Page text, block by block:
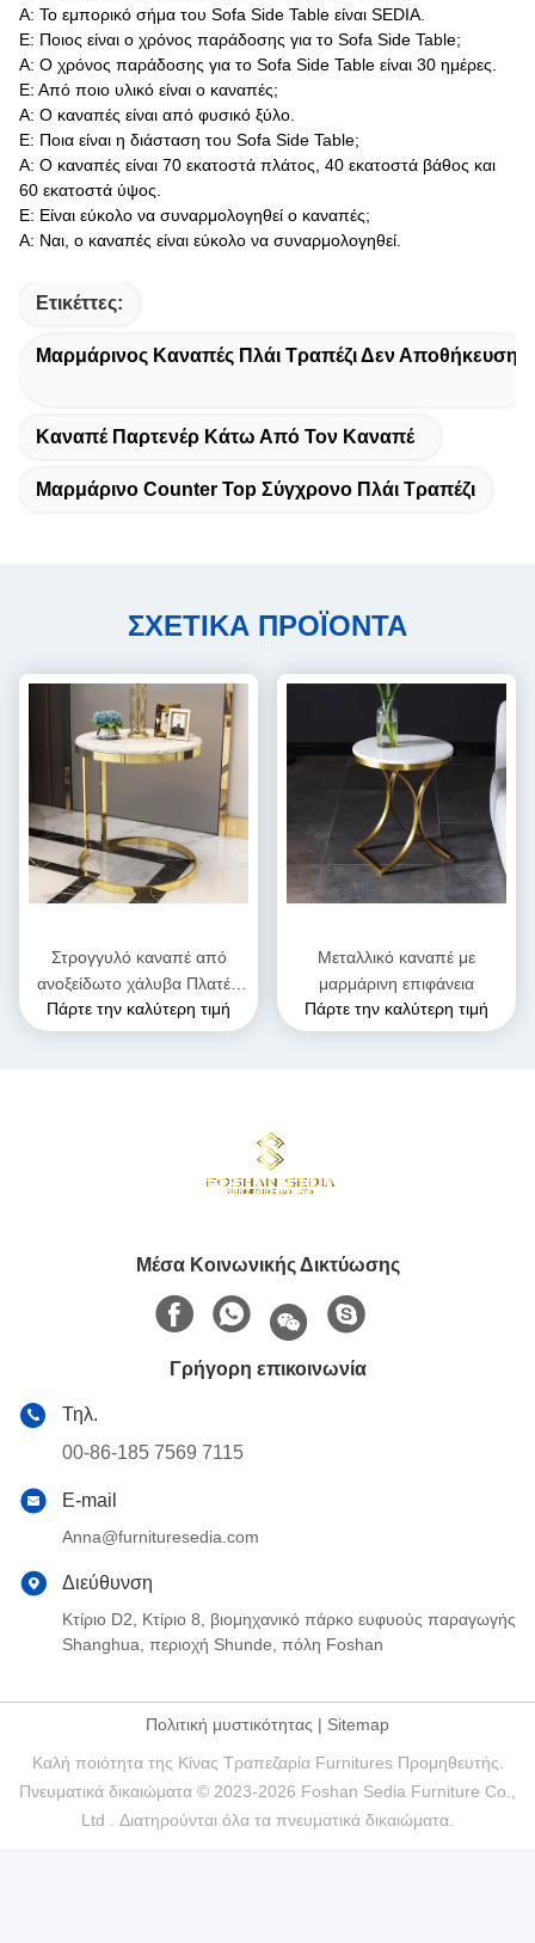
Α: Το εμπορικό σήμα του Sofa Side Table είναι SEDIA.
Ε: Ποιος είναι ο χρόνος παράδοσης για το Sofa Side Table;
Α: Ο χρόνος παράδοσης για το Sofa Side Table είναι 30 ημέρες.
Ε: Από ποιο υλικό είναι ο καναπές;
Α: Ο καναπές είναι από φυσικό ξύλο.
Ε: Ποια είναι η διάσταση του Sofa Side Table;
Α: Ο καναπές είναι 70 εκατοστά πλάτος, 40 εκατοστά βάθος και
60 εκατοστά ύψος.
Ε: Είναι εύκολο να συναρμολογηθεί ο καναπές;
Α: Ναι, ο καναπές είναι εύκολο να συναρμολογηθεί.
Ετικέττες:
Μαρμάρινος Καναπές Πλάι Τραπέζι Δεν Αποθήκευση
Καναπέ Παρτενέρ Κάτω Από Τον Καναπέ
Μαρμάρινο Counter Top Σύγχρονο Πλάι Τραπέζι
ΣΧΕΤΙΚΑ ΠΡΟΪΟΝΤΑ
Στρογγυλό καναπέ από
ανοξείδωτο χάλυβα Πλατέα
επιφάνεια
Πάρτε την καλύτερη τιμή
Μεταλλικό καναπέ με
μαρμάρινη επιφάνεια
Πάρτε την καλύτερη τιμή
Μέσα Κοινωνικής Δικτύωσης
Γρήγορη επικοινωνία
Τηλ.
00-86-185 7569 7115
E-mail
Anna@furnituresedia.com
Διεύθυνση
Κτίριο D2, Κτίριο 8, βιομηχανικό πάρκο ευφυούς παραγωγής
Shanghua, περιοχή Shunde, πόλη Foshan
Πολιτική μυστικότητας | Sitemap
Καλή ποιότητα της Κίνας Τραπεζαρία Furnitures Προμηθευτής.
Πνευματικά δικαιώματα © 2023-2026 Foshan Sedia Furniture Co.,
Ltd . Διατηρούνται όλα τα πνευματικά δικαιώματα.